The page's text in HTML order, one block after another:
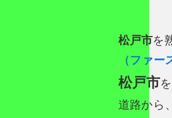
松戸市を
（ファー
松戸市
道路から、